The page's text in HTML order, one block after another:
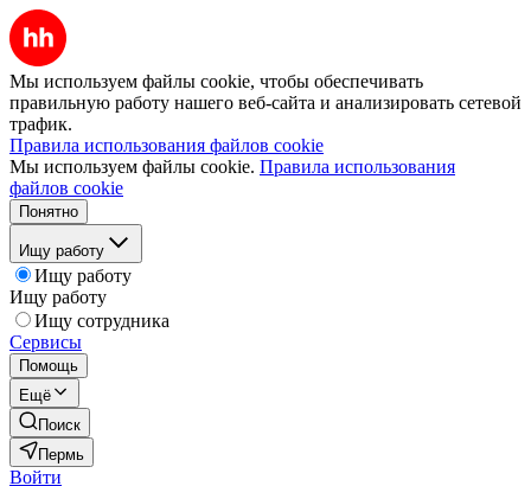
Мы используем файлы cookie, чтобы обеспечивать
правильную работу нашего веб-сайта и анализировать сетевой
трафик.
Правила использования файлов cookie
Мы используем файлы cookie. Правила использования
файлов cookie
Понятно
Ищу работу
Ищу работу
Ищу работу
Ищу сотрудника
Сервисы
Помощь
Ещё
Поиск
Пермь
Войти